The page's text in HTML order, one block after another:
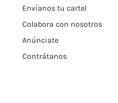
Envíanos tu cartel
Colabora con nosotros
Anúnciate
Contrátanos